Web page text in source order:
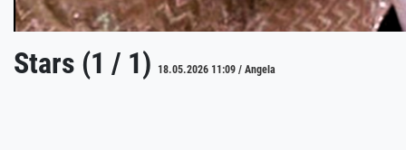
Stars (1 / 1) 18.05.2026 11:09 / Angela